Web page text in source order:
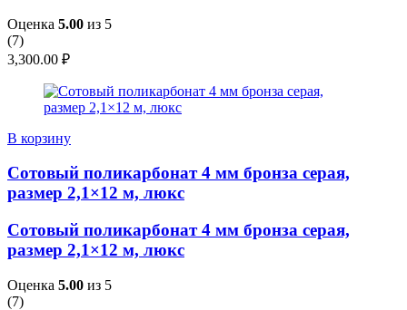
Оценка 5.00 из 5
(7)
3,300.00 ₽
В корзину
Сотовый поликарбонат 4 мм бронза серая,
размер 2,1×12 м, люкс
Сотовый поликарбонат 4 мм бронза серая,
размер 2,1×12 м, люкс
Оценка 5.00 из 5
(7)